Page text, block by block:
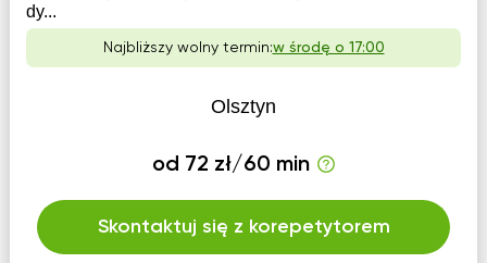
dy...
Najbliższy wolny termin:w środę o 17:00
Olsztyn
od 72 zł/60 min
Skontaktuj się z korepetytorem